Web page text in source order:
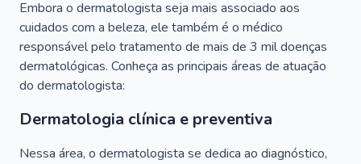
Embora o dermatologista seja mais associado aos
cuidados com a beleza, ele também é o médico
responsável pelo tratamento de mais de 3 mil doenças
dermatológicas. Conheça as principais áreas de atuação
do dermatologista:
Dermatologia clínica e preventiva
Nessa área, o dermatologista se dedica ao diagnóstico,